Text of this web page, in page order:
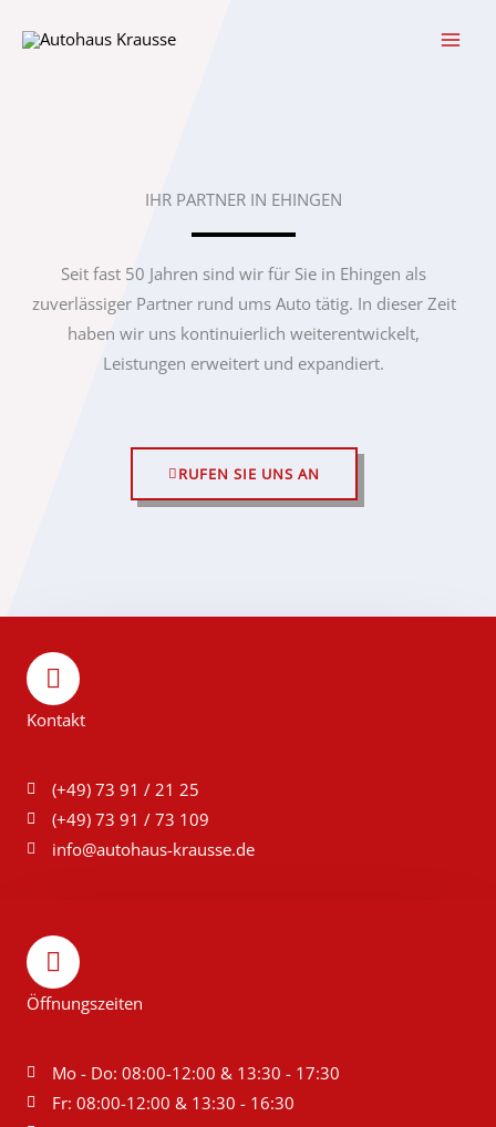
Inhalt
IHR PARTNER IN EHINGEN
Seit fast 50 Jahren sind wir für Sie in Ehingen als
zuverlässiger Partner rund ums Auto tätig. In dieser Zeit
haben wir uns kontinuierlich weiterentwickelt,
Leistungen erweitert und expandiert.
RUFEN SIE UNS AN
Kontakt
(+49) 73 91 / 21 25
(+49) 73 91 / 73 109
info@autohaus-krausse.de
Öffnungszeiten
Mo - Do: 08:00-12:00 & 13:30 - 17:30
Fr: 08:00-12:00 & 13:30 - 16:30